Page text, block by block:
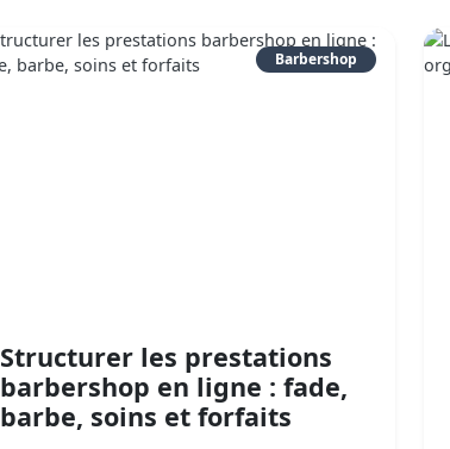
Barbershop
Structurer les prestations
barbershop en ligne : fade,
barbe, soins et forfaits